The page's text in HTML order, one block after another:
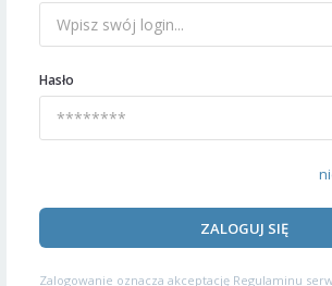
Hasło
ZALOGUJ SIĘ
Zalogowanie oznacza akceptację Regulaminu